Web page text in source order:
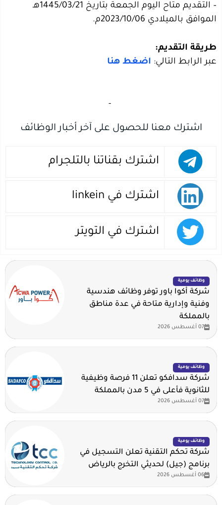
– التقديم متاح اليوم الجمعة بتاريخ 1445/03/21هـ
الموافق بالميلادي 2023/10/06م.
طريقة التقديم:
عبر الرابط التالي: اضغط هنا
-‏
اشترك معنا للحصول على آخر أخبار الوظائف
اشترك بقناتنا بالتلجرام
اشترك في linkein
اشترك في التويتر
وظائف يومية
شركة أكوا باور توفر وظائف هندسية
وفنية وإدارية متاحة في عدة مناطق
بالمملكة
07 أغسطس 2026
وظائف يومية
شركة سدافكو تعلن 11 فرصة وظيفية
للثانوية فأعلى في 5 مدن بالمملكة
07 أغسطس 2026
وظائف يومية
شركة تحكم التقنية تعلن التسجيل في
برنامج (جيل) لحديثي التخرج بالرياض
06 أغسطس 2026